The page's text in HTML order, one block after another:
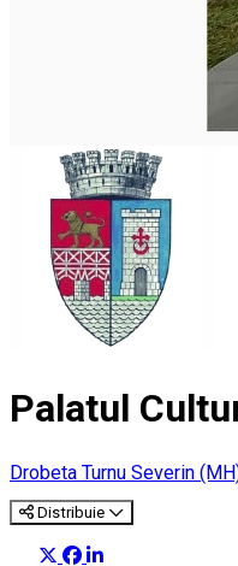
Palatul
Drobeta Turnu Severin
Distribuie